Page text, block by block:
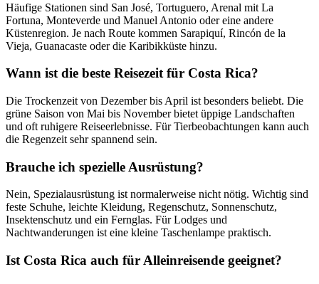
Häufige Stationen sind San José, Tortuguero, Arenal mit La
Fortuna, Monteverde und Manuel Antonio oder eine andere
Küstenregion. Je nach Route kommen Sarapiquí, Rincón de la
Vieja, Guanacaste oder die Karibikküste hinzu.
Wann ist die beste Reisezeit für Costa Rica?
Die Trockenzeit von Dezember bis April ist besonders beliebt. Die
grüne Saison von Mai bis November bietet üppige Landschaften
und oft ruhigere Reiseerlebnisse. Für Tierbeobachtungen kann auch
die Regenzeit sehr spannend sein.
Brauche ich spezielle Ausrüstung?
Nein, Spezialausrüstung ist normalerweise nicht nötig. Wichtig sind
feste Schuhe, leichte Kleidung, Regenschutz, Sonnenschutz,
Insektenschutz und ein Fernglas. Für Lodges und
Nachtwanderungen ist eine kleine Taschenlampe praktisch.
Ist Costa Rica auch für Alleinreisende geeignet?